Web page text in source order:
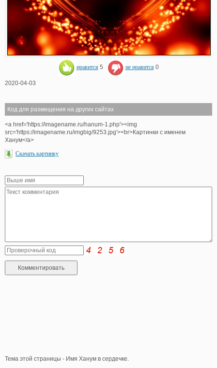
нравится 5 не нравится 0
2020-04-03
Код для размещения на других сайтах
<a href='https://imagename.ru/hanum-1.php'><img
src='https://imagename.ru/imgbig/9253.jpg'><br>Картинки с именем
Ханум</a>
Скачать картинку
Тема этой страницы - Имя Ханум в сердечке.